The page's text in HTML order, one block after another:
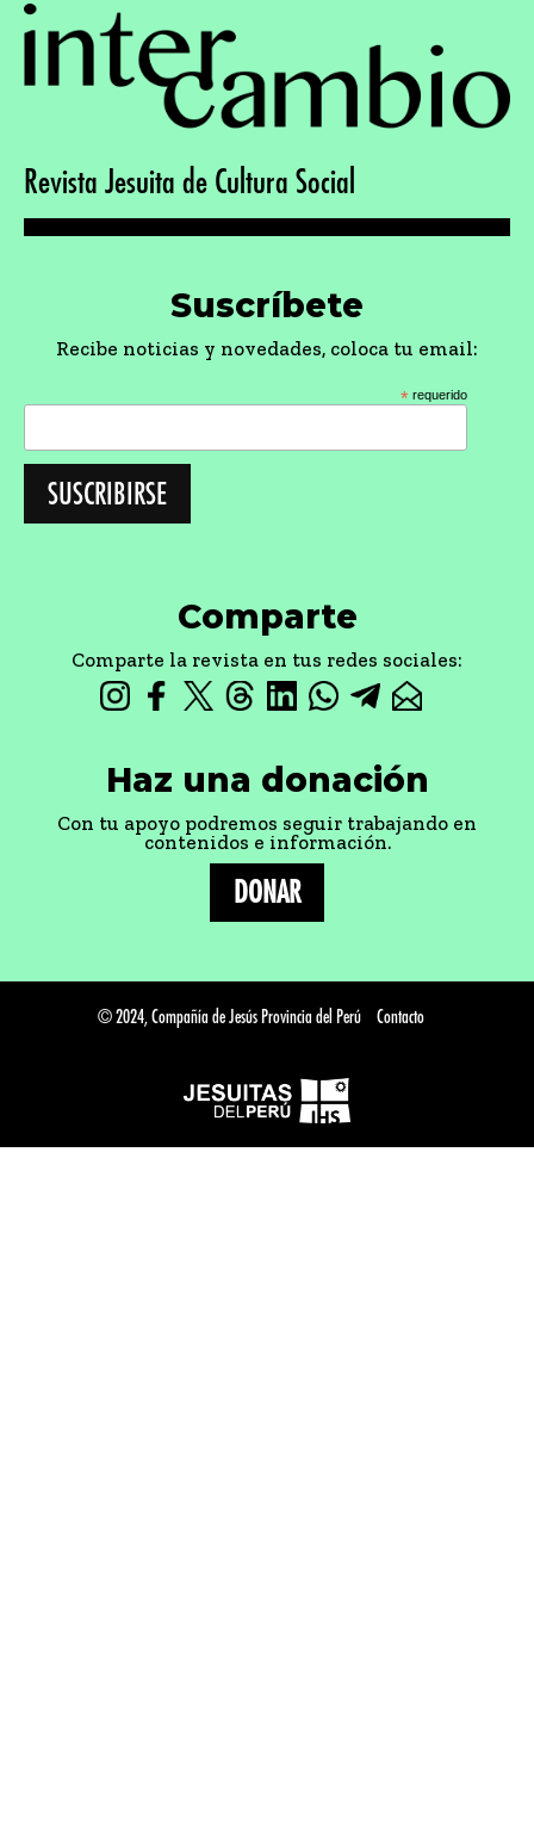
Revista Jesuita de Cultura Social
Suscríbete
Recibe noticias y novedades, coloca tu email:
* requerido
Comparte
Comparte la revista en tus redes sociales:
Haz una donación
Con tu apoyo podremos seguir trabajando en
contenidos e información.
DONAR
© 2024, Compañía de Jesús Provincia del Perú Contacto